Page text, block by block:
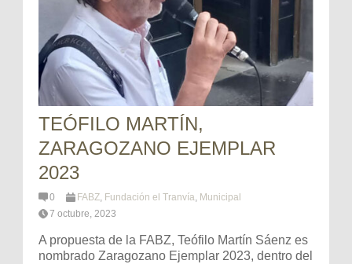
TEÓFILO MARTÍN,
ZARAGOZANO EJEMPLAR
2023
0 FABZ, Fundación el Tranvía, Municipal
7 octubre, 2023
A propuesta de la FABZ, Teófilo Martín Sáenz es
nombrado Zaragozano Ejemplar 2023, dentro del